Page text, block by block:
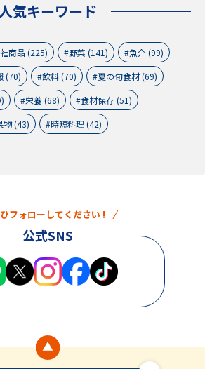
気キーワード
商品 (225) 野菜 (141)
魚介 (99)
(70) 飲料 (70)
夏の旬食材 (69)
栄養 (68)
食材保存 (51)
物 (43)
時短料理 (42)
フォローしてください !
公式SNS